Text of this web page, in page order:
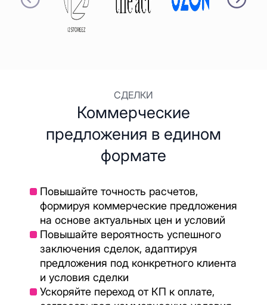
СДЕЛКИ
Коммерческие
предложения в едином
формате
Повышайте точность расчетов,
формируя коммерческие предложения
на основе актуальных цен и условий
Повышайте вероятность успешного
заключения сделок, адаптируя
предложения под конкретного клиента
и условия сделки
Ускоряйте переход от КП к оплате,